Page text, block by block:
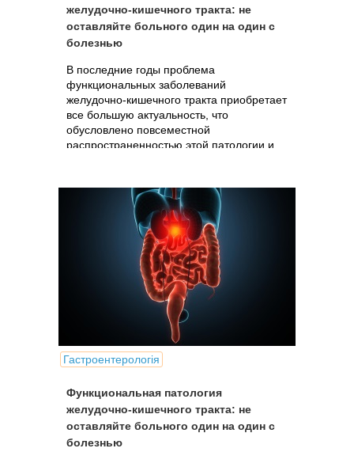
желудочно-кишечного тракта: не
оставляйте больного один на один с
болезнью
В последние годы проблема
функциональных заболеваний
желудочно-кишечного тракта приобретает
все большую актуальность, что
обусловлено повсеместной
распространенностью этой патологии и
Гастроентерологія
Функциональная патология
желудочно-кишечного тракта: не
оставляйте больного один на один с
болезнью